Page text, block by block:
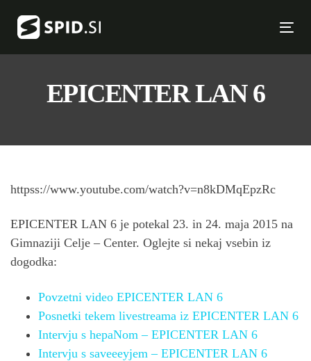
links
EPICENTER LAN 6
httpss://www.youtube.com/watch?v=n8kDMqEpzRc
EPICENTER LAN 6 je potekal 23. in 24. maja 2015 na
Gimnaziji Celje – Center. Oglejte si nekaj vsebin iz
dogodka:
Povzetni video EPICENTER LAN 6
Posnetki tekem livestreama iz EPICENTER LAN 6
Intervju s hepaNom – EPICENTER LAN 6
Intervju s saveeeyjem – EPICENTER LAN 6